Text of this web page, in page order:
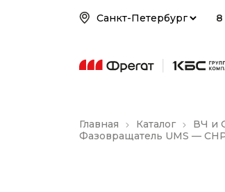
Главная Каталог ВЧ и
Фазовращатель UMS —